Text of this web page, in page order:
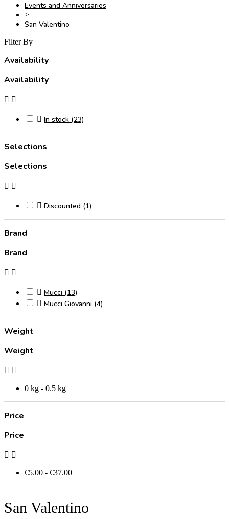
Events and Anniversaries
>
San Valentino
Filter By
Availability
Availability
 
 In stock (23)
Selections
Selections
 
 Discounted (1)
Brand
Brand
 
 Mucci (13)
 Mucci Giovanni (4)
Weight
Weight
 
0 kg - 0.5 kg
Price
Price
 
€5.00 - €37.00
San Valentino